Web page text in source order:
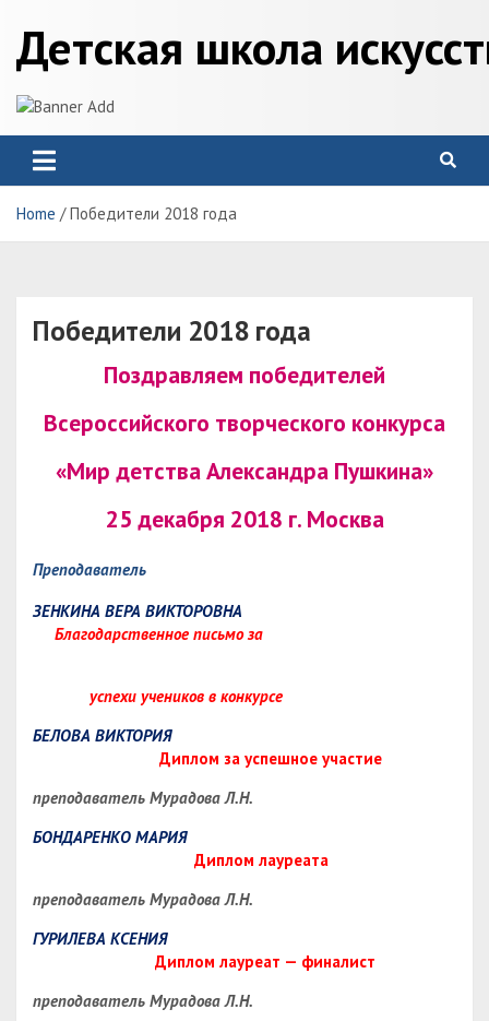
content
Детская школа
Home Победители 2018 года
Победители 2018 года
Поздравляем победителей
Всероссийского творческого конкурса
«Мир детства Александра Пушкина»
25 декабря 2018 г. Москва
Преподаватель
ЗЕНКИНА ВЕРА ВИКТОРОВНА
Благодарственное письмо за
успехи учеников в конкурсе
БЕЛОВА ВИКТОРИЯ
Диплом за успешное участие
преподаватель Мурадова Л.Н.
БОНДАРЕНКО МАРИЯ
Диплом лауреата
преподаватель Мурадова Л.Н.
ГУРИЛЕВА КСЕНИЯ
Диплом лауреат — финалист
преподаватель Мурадова Л.Н.